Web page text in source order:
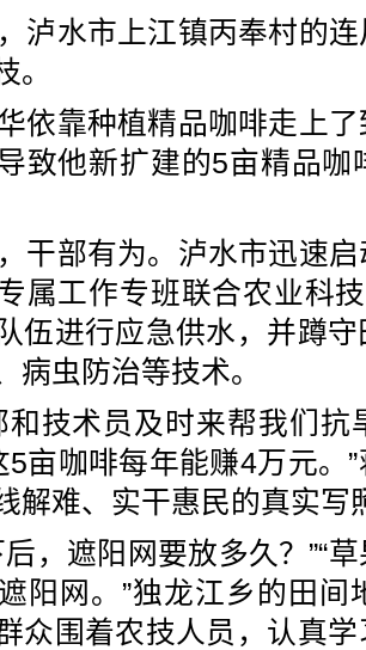
泸水市上江镇丙奉村的
。
依靠种植精品咖啡走上
致他新扩建的5亩精品
干部有为。泸水市迅速
属工作专班联合农业科
伍进行应急供水，并蹲
病虫防治等技术。
和技术员及时来帮我们
5亩咖啡每年能赚4万元。
解难、实干惠民的真实写
后，遮阳网要放多久？”“
阳网。”独龙江乡的田
众围着农技人员，认真